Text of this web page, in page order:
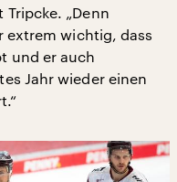
„Denn
extrem wichtig, dass
und er auch
Jahr wieder einen